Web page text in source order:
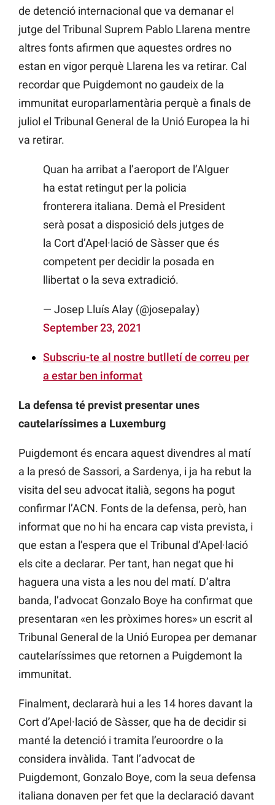
de detenció internacional que va demanar el
jutge del Tribunal Suprem Pablo Llarena mentre
altres fonts afirmen que aquestes ordres no
estan en vigor perquè Llarena les va retirar. Cal
recordar que Puigdemont no gaudeix de la
immunitat europarlamentària perquè a finals de
juliol el Tribunal General de la Unió Europea la hi
va retirar.
Quan ha arribat a l’aeroport de l’Alguer
ha estat retingut per la policia
fronterera italiana. Demà el President
serà posat a disposició dels jutges de
la Cort d’Apel·lació de Sàsser que és
competent per decidir la posada en
llibertat o la seva extradició.
— Josep Lluís Alay (@josepalay)
September 23, 2021
Subscriu-te al nostre butlletí de correu per
a estar ben informat
La defensa té previst presentar unes
cautelaríssimes a Luxemburg
Puigdemont és encara aquest divendres al matí
a la presó de Sassori, a Sardenya, i ja ha rebut la
visita del seu advocat italià, segons ha pogut
confirmar l’ACN. Fonts de la defensa, però, han
informat que no hi ha encara cap vista prevista, i
que estan a l’espera que el Tribunal d’Apel·lació
els cite a declarar. Per tant, han negat que hi
haguera una vista a les nou del matí. D’altra
banda, l’advocat Gonzalo Boye ha confirmat que
presentaran «en les pròximes hores» un escrit al
Tribunal General de la Unió Europea per demanar
cautelaríssimes que retornen a Puigdemont la
immunitat.
Finalment, declararà hui a les 14 hores davant la
Cort d’Apel·lació de Sàsser, que ha de decidir si
manté la detenció i tramita l’euroordre o la
considera invàlida. Tant l’advocat de
Puigdemont, Gonzalo Boye, com la seua defensa
italiana donaven per fet que la declaració davant